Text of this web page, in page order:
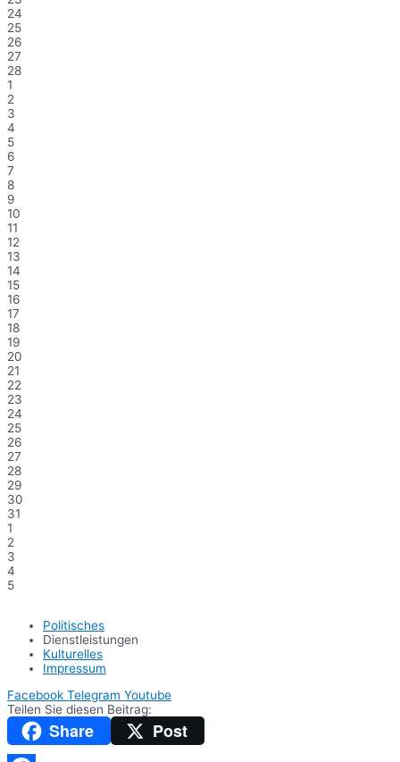
24
25
26
27
28
1
2
3
4
5
6
7
8
9
10
11
12
13
14
15
16
17
18
19
20
21
22
23
24
25
26
27
28
29
30
31
1
2
3
4
5
Politisches
Dienstleistungen
Kulturelles
Impressum
Facebook Telegram Youtube
Teilen Sie diesen Beitrag:
Share Post